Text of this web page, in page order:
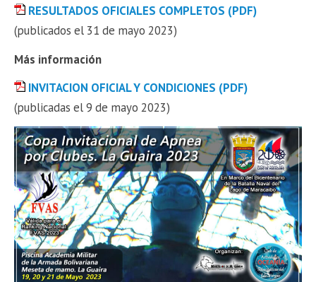
RESULTADOS OFICIALES COMPLETOS (PDF)
(publicados el 31 de mayo 2023)
Más información
INVITACION OFICIAL Y CONDICIONES (PDF)
(publicadas el 9 de mayo 2023)